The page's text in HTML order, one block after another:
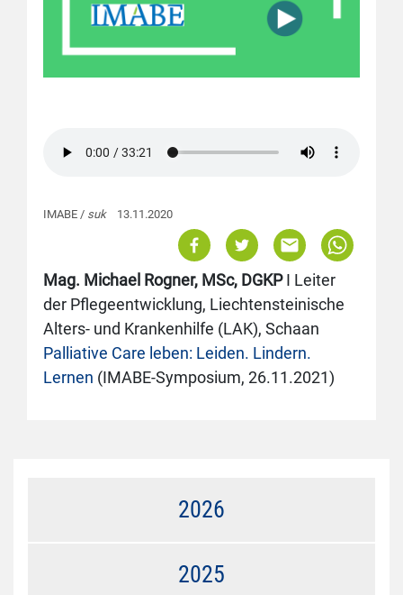
IMABE / suk13.11.2020
Mag. Michael Rogner, MSc, DGKPI Leiter
der Pflegeentwicklung, Liechtensteinische
Alters- und Krankenhilfe (LAK), Schaan
Palliative Care leben: Leiden. Lindern.
Lernen (IMABE-Symposium, 26.11.2021)
2026
2025